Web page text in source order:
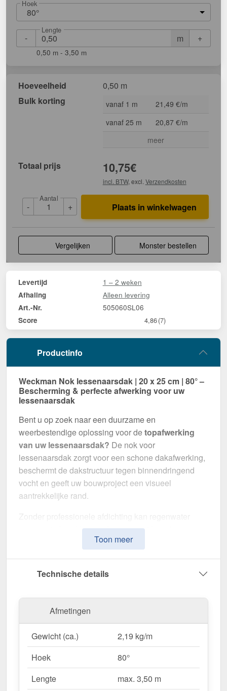
Hoek
80°
- m
Lengte
+
0,50 m - 3,50 m
Hoeveelheid
0,50 m
Bulk korting
vanaf 1 m
21,49 €/m
vanaf 25 m
20,87 €/m
meer
Totaal prijs 10,75€
incl. BTW, excl. Verzendkosten
-
Aantal
+ Plaats in winkelwagen
Vergelijken Monster bestellen
Levertijd 1 – 2 weken
Afhaling Alleen levering
Art.-Nr. 505060SL06
Score 4,86(7)
Productinfo
Weckman Nok lessenaarsdak | 20 x 25 cm | 80° –
Bescherming & perfecte afwerking voor uw
lessenaarsdak
Bent u op zoek naar een duurzame en
weerbestendige oplossing voor detopafwerking
van uw lessenaarsdak? De nok voor
lessenaarsdak zorgt voor een schone dakafwerking,
beschermt de dakstructuur tegen binnendringend
vocht en geeft uw bouwproject een visueel
aantrekkelijke rand.
ongecontroleerd binnendringen, met langdurige
schade aan de dakstructuur en gevel tot gevolg. Dit
stabiliseren. Het maakt indruk met zijn eenvoudige
Gemaakt vanStaalmet een
mm, biedt dit zetwerk een hoge stabiliteit. Delengte
van max. 3,50 m
kunt u deze gemakkelijk aan uw
coatingin Chroomoxydegroen (RAL 6020)
het materiaal permanent beschermd tegen corrosie.
Toon meer
Technische details
Afmetingen
Gewicht (ca.)
2,19 kg/m
Hoek
80°
Lengte
max. 3,50 m